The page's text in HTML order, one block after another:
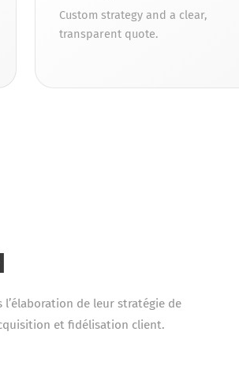
Custom strategy and a clear,
transparent quote.
de leur stratégie de
et fidélisation client.